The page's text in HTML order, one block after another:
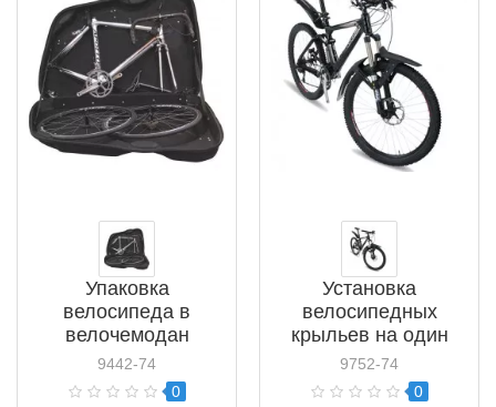
Упаковка
велосипеда в
велочемодан
9442-74
0
Установка
велосипедных
крыльев на один
велосипед
9752-74
0